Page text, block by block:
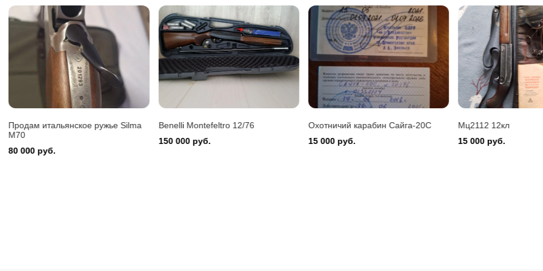
Benelli Montefeltro 12/76
150 000 руб.
Охотничий карабин Сайга-20С
15 000 руб.
Мц2112 12кл
15 000 руб.
Ружьё мр-43
30 000 руб.
Benelli Montefeltro 12/76
150 000 руб.